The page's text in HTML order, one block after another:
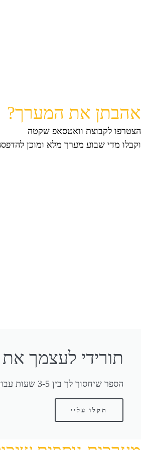
אהבתן את המערך?
הצטרפו לקבוצת וואטסאפ שקטה
וקבלו מדי שבוע מערך מלא ומוכן
תורידי לעצמך
הספר שיחסוך לך בין 3-5 שעות עבודה בשבוע
תקלו עליי